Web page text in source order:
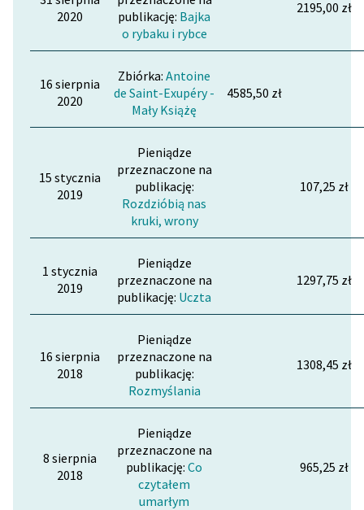
2020
publikację: Bajka
o rybaku i rybce
2195,00 zł
16 sierpnia
2020
Zbiórka:Antoine
de Saint-Exupéry -
Mały Książę
4585,50 zł
15 stycznia
2019
Pieniądze
przeznaczone na
publikację:
Rozdzióbią nas
kruki, wrony
107,25 zł
1 stycznia
2019
Pieniądze
przeznaczone na
publikację: Uczta
1297,75 zł
16 sierpnia
2018
Pieniądze
przeznaczone na
publikację:
Rozmyślania
1308,45 zł
8 sierpnia
2018
Pieniądze
przeznaczone na
publikację:Co
czytałem
umarłym
965,25 zł